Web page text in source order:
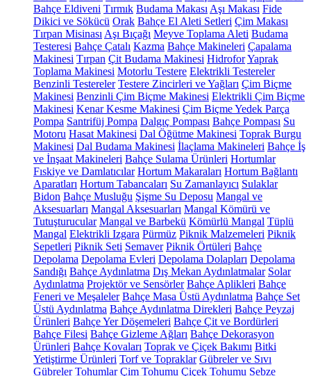
Bahçe Eldiveni Tırmık Budama Makası Aşı Makası Fide
Dikici ve Sökücü Orak Bahçe El Aleti Setleri Çim Makası
Tırpan Misinası Aşı Bıçağı Meyve Toplama Aleti Budama
Testeresi Bahçe Çatalı Kazma Bahçe Makineleri Çapalama
Makinesi Tırpan Çit Budama Makinesi HidroforYaprak
Toplama Makinesi Motorlu Testere Elektrikli Testereler
Benzinli Testereler Testere Zincirleri ve Yağları Çim Biçme
Makinesi Benzinli Çim Biçme Makinesi Elektrikli Çim Biçme
Makinesi Kenar Kesme Makinesi Çim Biçme Yedek Parça
Pompa Santrifüj Pompa Dalgıç Pompası Bahçe Pompası Su
Motoru Hasat Makinesi Dal Öğütme Makinesi Toprak Burgu
Makinesi Dal Budama Makinesi İlaçlama Makineleri Bahçe İş
ve İnşaat Makineleri Bahçe Sulama Ürünleri Hortumlar
Fıskiye ve Damlatıcılar Hortum Makaraları Hortum Bağlantı
Aparatları Hortum Tabancaları Su Zamanlayıcı Sulaklar
Bidon Bahçe Musluğu Şişme Su Deposu Mangal ve
Aksesuarları Mangal Aksesuarları Mangal Kömürü ve
Tutuşturucular Mangal ve Barbekü Kömürlü Mangal Tüplü
Mangal Elektrikli Izgara Pürmüz Piknik Malzemeleri Piknik
Sepetleri Piknik Seti Semaver Piknik Örtüleri Bahçe
Depolama Depolama Evleri Depolama Dolapları Depolama
Sandığı Bahçe Aydınlatma Dış Mekan Aydınlatmalar Solar
Aydınlatma Projektör ve Sensörler Bahçe Aplikleri Bahçe
Feneri ve Meşaleler Bahçe Masa Üstü Aydınlatma Bahçe Set
Üstü Aydınlatma Bahçe Aydınlatma Direkleri Bahçe Peyzaj
Ürünleri Bahçe Yer Döşemeleri Bahçe Çit ve Bordürleri
Bahçe Filesi Bahçe Gizleme Ağları Bahçe Dekorasyon
Ürünleri Bahçe Kovaları Toprak ve Çiçek Bakımı Bitki
Yetiştirme Ürünleri Torf ve Topraklar Gübreler ve Sıvı
Gübreler Tohumlar Çim Tohumu Çiçek Tohumu Sebze